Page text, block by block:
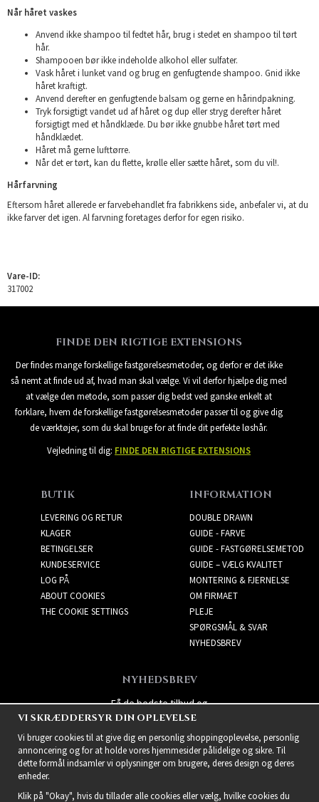
Når håret vaskes
Anvend ikke shampoo til fedtet hår, brug i stedet en shampoo til tørt
hår.
Shampooen bør ikke indeholde alkohol eller sulfater.
Vask håret i lunket vand og brug en genfugtende shampoo. Gnid ikke
håret kraftigt.
Anvend derefter en genfugtende balsam og gerne en hårindpakning.
Tryk forsigtigt vandet ud af håret og dup eller stryg derefter håret
forsigtigt med et håndklæde. Du bør ikke gnubbe håret tørt med
håndklædet.
Håret må gerne lufttørre.
Når det er tørt, kan du flette, krølle eller sætte håret, som du vil!.
Hårfarvning
Eftersom håret allerede er farvebehandlet fra fabrikkens side, anbefaler vi, at du
ikke farver det igen. Al farvning foretages derfor for egen risiko.
Vare-ID:
317002
FINDE DEN RIGTIGE EXTENSIONS
Der findes mange forskellige fastgørelsesmetoder, og derfor er det ikke
så nemt at finde ud af, hvad man skal vælge. Vi vil derfor hjælpe dig med
at vælge den metode, som passer dig bedst ved ganske enkelt at
forklare, hvem de forskellige fastgørelsesmetoder passer til og give dig
de værktøjer, som du skal bruge for at finde dit perfekte løshår.
Vejledning til dig: FINDE DEN RIGTIGE EXTENSIONS
BUTIK
LEVERING OG RETUR
KLAGER
BETINGELSER
KUNDESERVICE
LOG PÅ
ABOUT COOKIES
THE COOKIE SETTINGS
INFORMATION
DOUBLE DRAWN
GUIDE - FARVE
GUIDE - FASTGØRELSEMETOD
GUIDE – VÆLG KVALITET
MONTERING & FJERNELSE
OM FIRMAET
PLEJE
SPØRGSMÅL & SVAR
NYHEDSBREV
NYHEDSBREV
Få de bedste tilbud og
spændende nye produkter!
VI SKRÆDDERSYR DIN OPLEVELSE
Vi bruger cookies til at give dig en personlig shoppingoplevelse, personlig
annoncering og for at holde vores hjemmesider pålidelige og sikre. Til
dette formål indsamler vi oplysninger om brugere, deres design og deres
enheder.
Klik på "Okay", hvis du tillader alle cookies eller vælg, hvilke cookies du